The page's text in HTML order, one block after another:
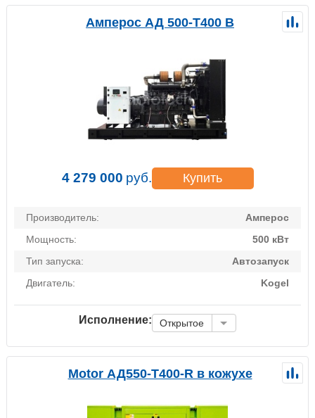
Амперос АД 500-Т400 B
4 279 000 руб. Купить
Производитель:
Амперос
Мощность:
500 кВт
Тип запуска:
Автозапуск
Двигатель:
Kogel
Исполнение: Открытое
Motor АД550-Т400-R в кожухе